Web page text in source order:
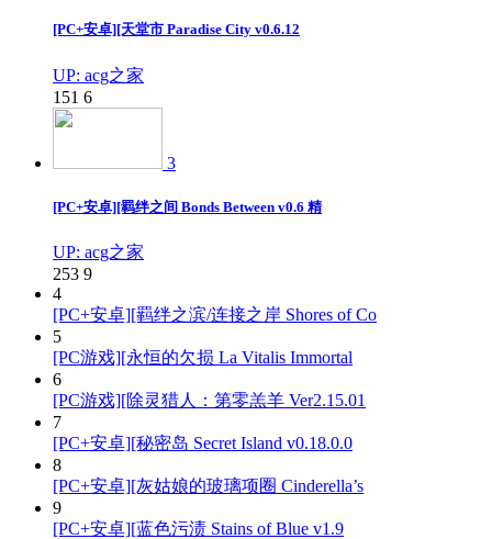
[PC+安卓][天堂市 Paradise City v0.6.12
UP: acg之家
151 6
3
[PC+安卓][羁绊之间 Bonds Between v0.6 精
UP: acg之家
253 9
4
[PC+安卓][羁绊之滨/连接之岸 Shores of Co
5
[PC游戏][永恒的欠损 La Vitalis Immortal
6
[PC游戏][除灵猎人：第零羔羊 Ver2.15.01
7
[PC+安卓][秘密岛 Secret Island v0.18.0.0
8
[PC+安卓][灰姑娘的玻璃项圈 Cinderella’s
9
[PC+安卓][蓝色污渍 Stains of Blue v1.9